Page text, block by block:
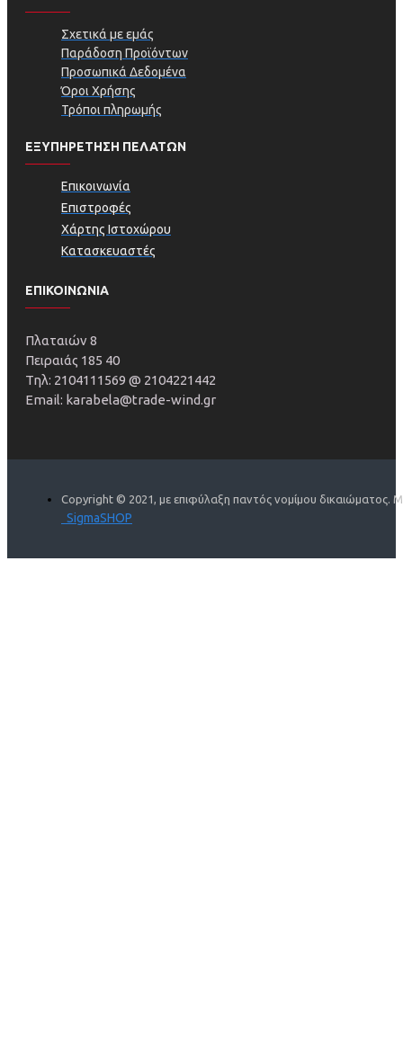
Σχετικά με εμάς
Παράδοση Προϊόντων
Προσωπικά Δεδομένα
Όροι Χρήσης
Τρόποι πληρωμής
ΕΞΥΠΗΡΕΤΗΣΗ ΠΕΛΑΤΩΝ
Επικοινωνία
Επιστροφές
Χάρτης Ιστοχώρου
Κατασκευαστές
ΕΠΙΚΟΙΝΩΝΙΑ
Πλαταιών 8
Πειραιάς 185 40
Τηλ: 2104111569 @ 2104221442
Email: karabela@trade-wind.gr
Copyright © 2021, με επιφύλαξη παντός νομίμου δικαιώματος.
SigmaSHOP